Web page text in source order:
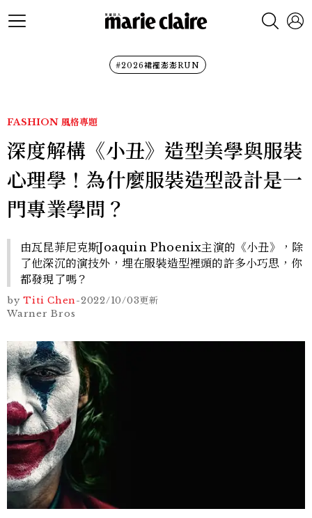
#2026裙襬澎澎RUN
FASHION 風格專題
深度解構《小丑》造型美學與服裝
心理學！為什麼服裝造型設計是一
門專業學問？
由瓦昆菲尼克斯Joaquin Phoenix主演的《小丑》，除
了他深沉的演技外，埋在服裝造型裡頭的許多小巧思，你
都發現了嗎？
by Titi Chen-2022/10/03更新
Warner Bros